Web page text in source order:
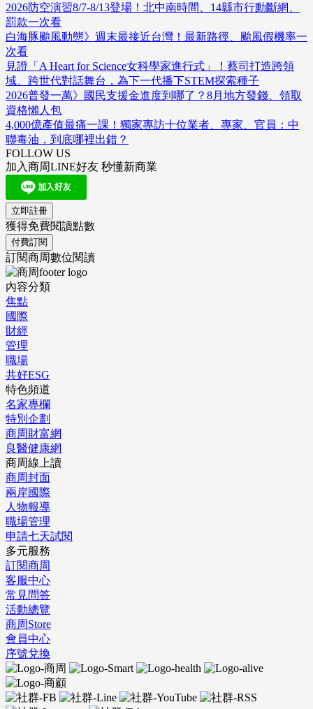
2026防空演習8/7-8/13登場！北中南時間、14縣市行動斷網、
罰款一次看
白海豚颱風動態》週末最接近台灣！最新路徑、颱風假機率一
次看
見證「A Heart for Science女科學家進行式」！蔡司打造跨領
域、跨世代對話舞台，為下一代播下STEM探索種子
2026普發一萬》國民支援金進度到哪了？8月地方發錢、領取
資格懶人包
4,000億產值最痛一課！獨家專訪十位業者、專家、官員：中
聯毒油，到底哪裡出錯？
FOLLOW US
加入商周LINE好友 秒懂新商業
立即註冊
獲得免費閱讀點數
付費訂閱
訂閱商周數位閱讀
內容分類
焦點
國際
財經
管理
職場
共好ESG
特色頻道
名家專欄
特別企劃
商周財富網
良醫健康網
商周線上讀
商周封面
兩岸國際
人物報導
職場管理
申請七天試閱
多元服務
訂閱商周
客服中心
常見問答
活動總覽
商周Store
會員中心
序號兌換